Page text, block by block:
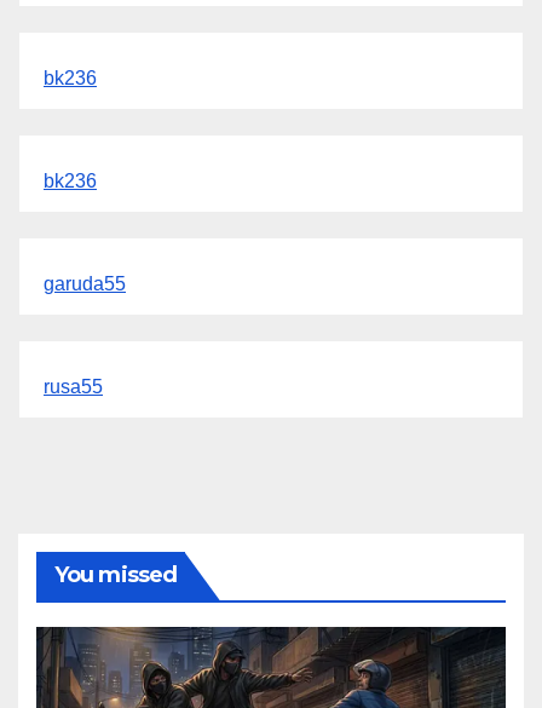
bk236
bk236
garuda55
rusa55
You missed